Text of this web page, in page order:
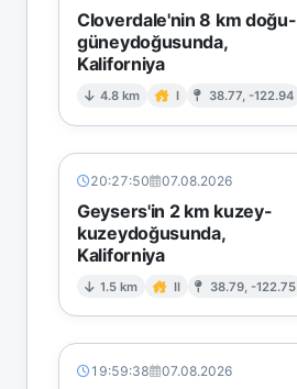
Cloverdale'nin 8 km doğu-
güneydoğusunda,
Kaliforniya
4.8 km I 38.77, -122.94
20:27:50 07.08.2026
Geysers'in 2 km kuzey-
kuzeydoğusunda,
Kaliforniya
1.5 km II 38.79, -122.75
19:59:38 07.08.2026